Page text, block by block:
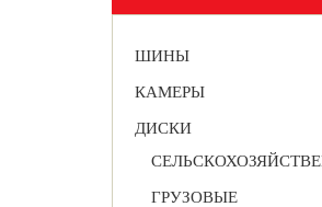
ШИНЫ
КАМЕРЫ
ДИСКИ
ГРУЗОВЫЕ